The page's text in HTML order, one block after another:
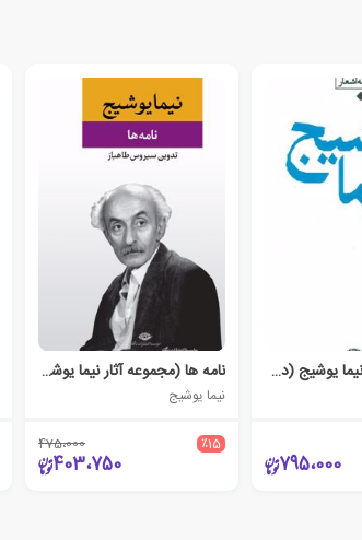
مجموعه اشعار نیما یوشیج (دوره ی باران)
795،000
نامه ها (مجموعه آثار نیما یوشیج )
نیما یوشیج
٪15 475،000
403،750